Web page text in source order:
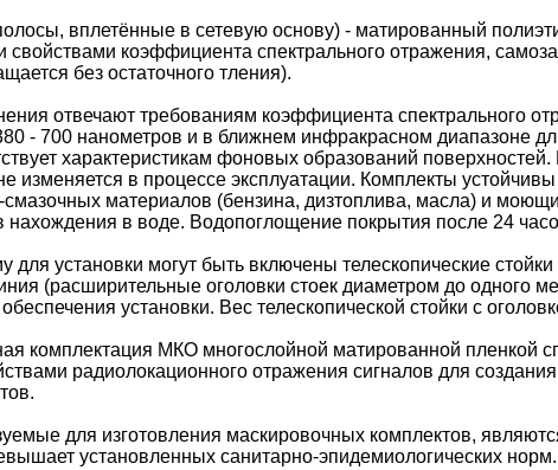
вплетённые в сетевую основу) - матированный
свойствами коэффициента спектрального отражения,
без остаточного тления).
отвечают требованиям коэффициента спектрального
- 700 нанометров и в ближнем инфракрасном диапазоне
характеристикам фоновых образований
изменяется в процессе эксплуатации. Комплекты
материалов (бензина, дизтоплива, масла) и
нахождения в воде. Водопоглощение покрытия после 24
для установки могут быть включены телескопические
(расширительные оголовки стоек диаметром до одного
установки. Вес телескопической стойки с
комплектация МКО многослойной матированной пленкой
радиолокационного отражения сигналов для
для изготовления маскировочных комплектов,
установленных санитарно-эпидемиологических норм.